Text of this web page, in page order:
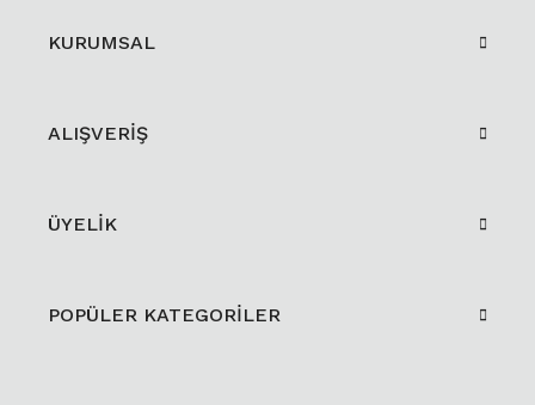
KURUMSAL
ALIŞVERİŞ
ÜYELİK
POPÜLER KATEGORİLER